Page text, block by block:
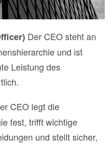
Der CEO steht an
und ist
Leistung des
CEO legt die
fest, trifft wichtige
und stellt sicher,